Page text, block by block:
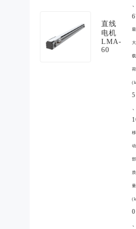
直线
电机
LMA-
60
最
大
载
荷
5
移
动
部
质
量